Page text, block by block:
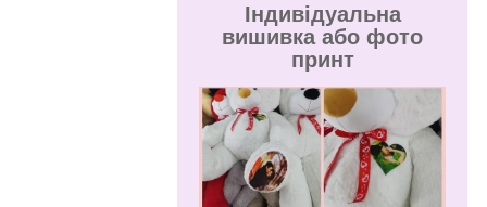
Індивідуальна
вишивка або фото
принт